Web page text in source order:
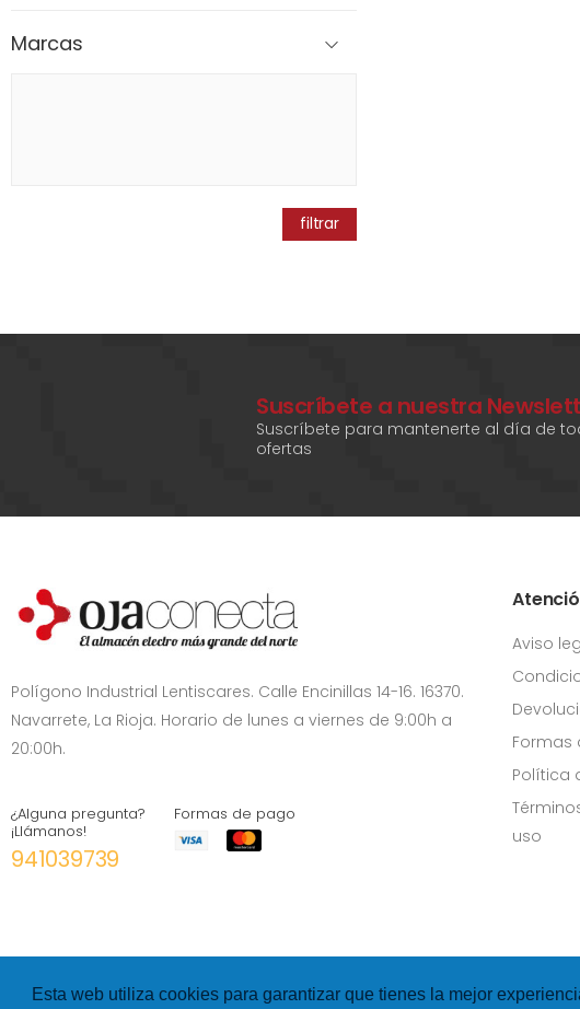
Esta web utiliza cookies para garantizar que tienes la mejor
Marcas
filtrar
Suscríbete a nuestra
Suscríbete para mantenerte al día de
ofertas
Polígono Industrial Lentiscares. Calle Encinillas 14-16. 16370.
Navarrete, La Rioja. Horario de lunes a viernes de 9:00h a
20:00h.
¿Alguna pregunta?
¡Llámanos!
941039739
Formas de pago
Aviso
Formas
Política
uso
Hexer- All rights Reserved